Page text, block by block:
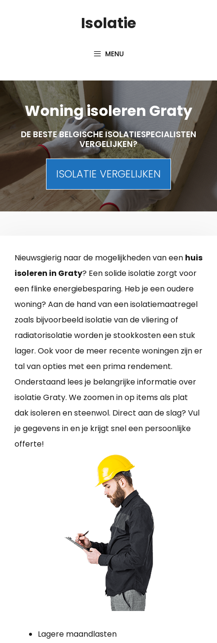
Isolatie
MENU
Woning isoleren Graty
DE BESTE BELGISCHE ISOLATIESPECIALISTEN
VERGELIJKEN?
ISOLATIE VERGELIJKEN
Nieuwsgierig naar de mogelijkheden van een huis
isoleren in Graty? Een solide isolatie zorgt voor
een flinke energiebesparing. Heb je een oudere
woning? Aan de hand van een isolatiemaatregel
zoals bijvoorbeeld isolatie van de vliering of
radiatorisolatie worden je stookkosten een stuk
lager. Ook voor de meer recente woningen zijn er
tal van opties met een prima rendement.
Onderstaand lees je belangrijke informatie over
isolatie Graty. We zoomen in op items als plat
dak isoleren en steenwol. Direct aan de slag? Vul
je gegevens in en je krijgt snel een persoonlijke
offerte!
Lagere maandlasten